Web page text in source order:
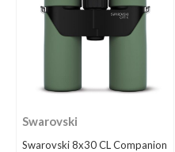
Swarovski
Swarovski 8x30 CL Companion